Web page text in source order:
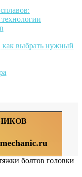
как выбрать нужный
болтов головки